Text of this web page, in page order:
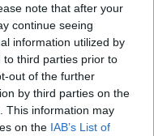
note that after your
continue seeing
information utilized by
to third parties prior to
out of the further
by third parties on the
This information may
on the IAB’s List of